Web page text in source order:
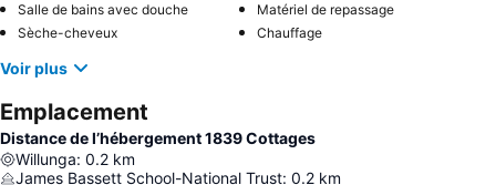
Salle de bains avec douche
Matériel de repassage
Sèche-cheveux
Chauffage
Voir plus
Emplacement
Distance de l’hébergement 1839 Cottages
Willunga: 0.2 km
James Bassett School-National Trust: 0.2 km